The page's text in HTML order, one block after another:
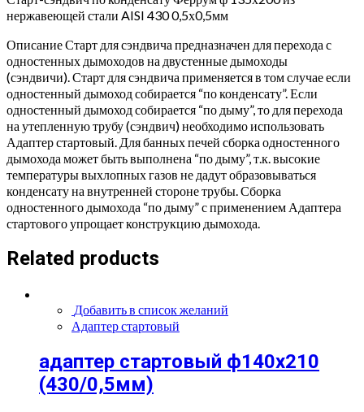
нержавеющей стали AISI 430 0,5х0,5мм
Описание Старт для сэндвича предназначен для перехода с
одностенных дымоходов на двустенные дымоходы
(сэндвичи). Старт для сэндвича применяется в том случае если
одностенный дымоход собирается “по конденсату”. Если
одностенный дымоход собирается “по дыму”, то для перехода
на утепленную трубу (сэндвич) необходимо использовать
Адаптер стартовый. Для банных печей сборка одностенного
дымохода может быть выполнена “по дыму”, т.к. высокие
температуры выхлопных газов не дадут образовываться
конденсату на внутренней стороне трубы. Сборка
одностенного дымохода “по дыму” с применением Адаптера
стартового упрощает конструкцию дымохода.
Related products
Добавить в список желаний
Адаптер стартовый
адаптер стартовый ф140х210
(430/0,5мм)